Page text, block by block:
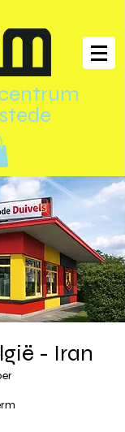
- Iran